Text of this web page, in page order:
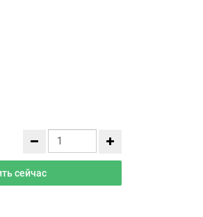
сейчас